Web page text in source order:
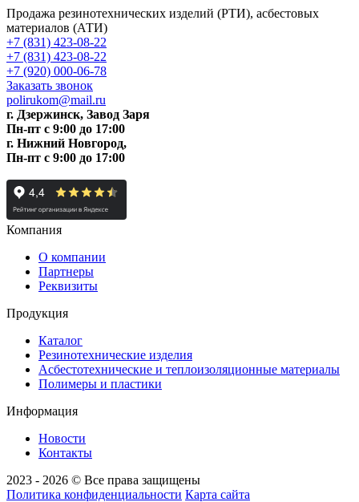
Продажа резинотехнических изделий (РТИ), асбестовых
материалов (АТИ)
+7 (831) 423-08-22
+7 (831) 423-08-22
+7 (920) 000-06-78
Заказать звонок
polirukom@mail.ru
г. Дзержинск, Завод Заря
Пн-пт c 9:00 до 17:00
г. Нижний Новгород,
Пн-пт c 9:00 до 17:00
Компания
О компании
Партнеры
Реквизиты
Продукция
Каталог
Резинотехнические изделия
Асбестотехнические и теплоизоляционные материалы
Полимеры и пластики
Информация
Новости
Контакты
2023 - 2026 © Все права защищены
Политика конфиденциальности Карта сайта